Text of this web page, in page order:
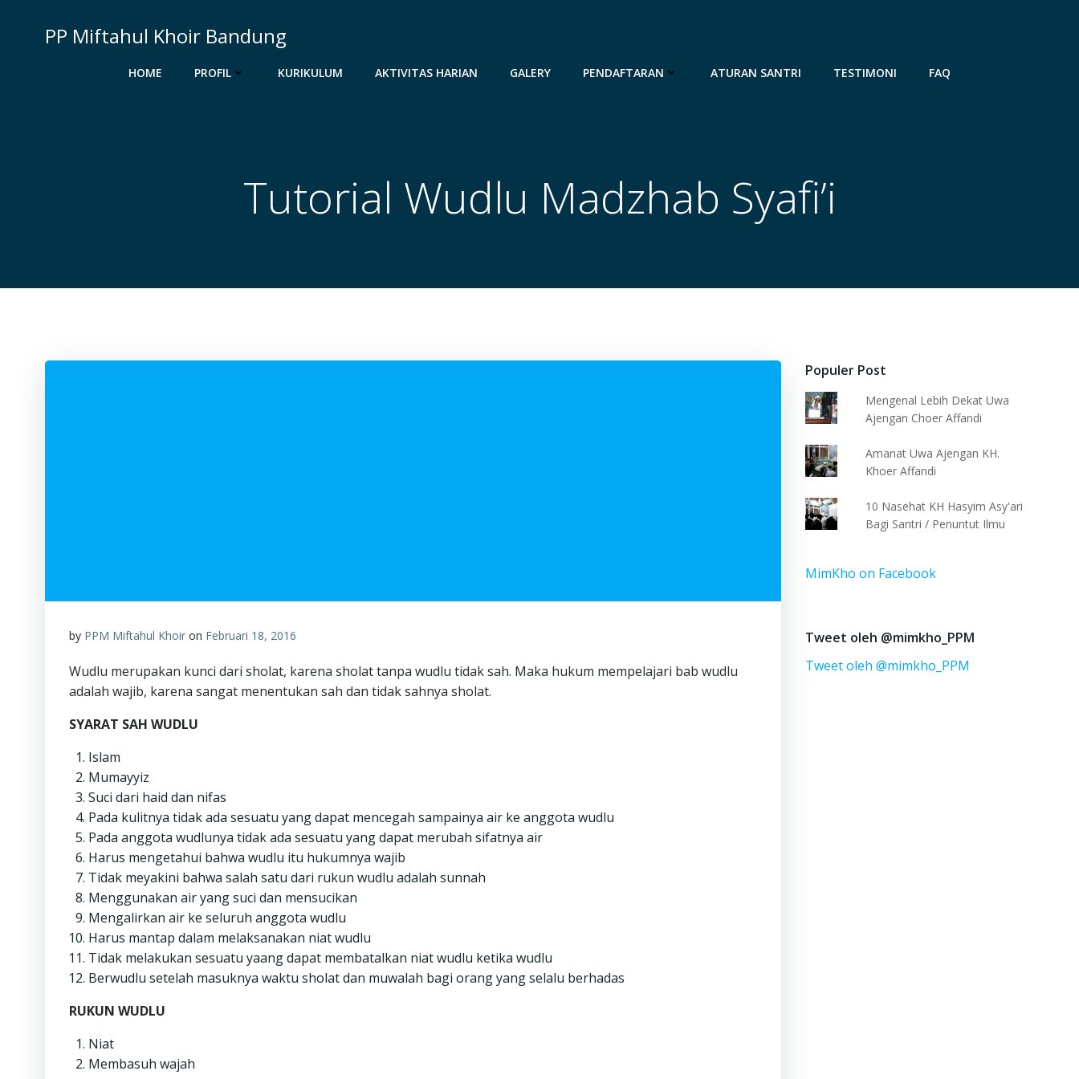
PP Miftahul Khoir Bandung
HOME PROFIL KURIKULUM AKTIVITAS HARIAN GALERY PENDAFTARAN ATURAN SANTRI TESTIMONI FAQ
Tutorial Wudlu Madzhab Syafi’i
by PPM Miftahul Khoir on Februari 18, 2016
Wudlu merupakan kunci dari sholat, karena sholat tanpa wudlu tidak sah. Maka hukum mempelajari bab wudlu
adalah wajib, karena sangat menentukan sah dan tidak sahnya sholat.
SYARAT SAH WUDLU
Islam
Mumayyiz
Suci dari haid dan nifas
Pada kulitnya tidak ada sesuatu yang dapat mencegah sampainya air ke anggota wudlu
Pada anggota wudlunya tidak ada sesuatu yang dapat merubah sifatnya air
Harus mengetahui bahwa wudlu itu hukumnya wajib
Tidak meyakini bahwa salah satu dari rukun wudlu adalah sunnah
Menggunakan air yang suci dan mensucikan
Mengalirkan air ke seluruh anggota wudlu
Harus mantap dalam melaksanakan niat wudlu
Tidak melakukan sesuatu yaang dapat membatalkan niat wudlu ketika wudlu
Berwudlu setelah masuknya waktu sholat dan muwalah bagi orang yang selalu berhadas
RUKUN WUDLU
Niat
Membasuh wajah
Populer Post
Mengenal Lebih Dekat Uwa
Ajengan Choer Affandi
Amanat Uwa Ajengan KH.
Khoer Affandi
10 Nasehat KH Hasyim Asy'ari
Bagi Santri / Penuntut Ilmu
MimKho on Facebook
Tweet oleh @mimkho_PPM
Tweet oleh @mimkho_PPM